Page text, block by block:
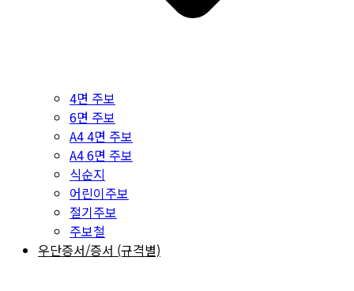
4면 주보
6면 주보
A4 4면 주보
A4 6면 주보
식순지
어린이주보
절기주보
주보철
우단증서/증서 (규격별)